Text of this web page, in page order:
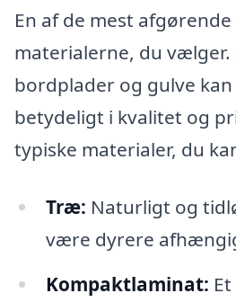
En af de mest
materialerne, du vælger.
bordplader og gulve
betydeligt i kvalitet og
typiske materialer, du
Træ: Naturligt og
være dyrere
Kompaktlaminat: